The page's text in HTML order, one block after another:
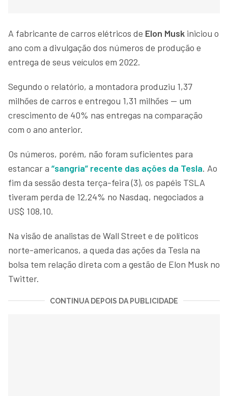
A fabricante de carros elétricos de Elon Musk iniciou o
ano com a divulgação dos números de produção e
entrega de seus veículos em 2022.
Segundo o relatório, a montadora produziu 1,37
milhões de carros e entregou 1,31 milhões — um
crescimento de 40% nas entregas na comparação
com o ano anterior.
Os números, porém, não foram suficientes para
estancar a “sangria” recente das ações da Tesla. Ao
fim da sessão desta terça-feira (3), os papéis TSLA
tiveram perda de 12,24% no Nasdaq, negociados a
US$ 108,10.
Na visão de analistas de Wall Street e de políticos
norte-americanos, a queda das ações da Tesla na
bolsa tem relação direta com a gestão de Elon Musk no
Twitter.
CONTINUA DEPOIS DA PUBLICIDADE